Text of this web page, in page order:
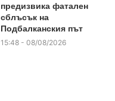
предизвика фатален
сблъсък на
Подбалканския път
15:48 - 08/08/2026